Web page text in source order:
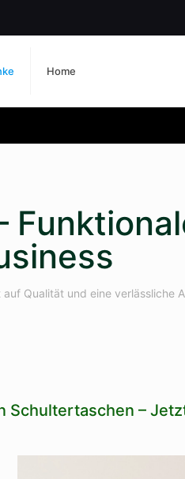
Home
Qualität und eine verlässliche
Schultertaschen –